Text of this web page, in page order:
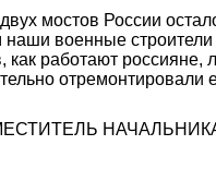
мостов России
наши военные
работают россияне,